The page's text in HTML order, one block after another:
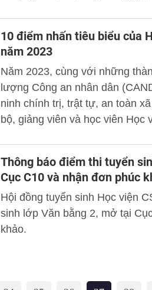
10 điểm nhấn tiêu biểu của
năm 2023
Năm 2023, cùng với những
lượng Công an nhân dân
ninh chính trị, trật tự, an toàn
bộ, giảng viên và học viên Học
CAND thật sự trong sạch,
hiện đại, thể hiện qua 10 điểm
Thông báo điểm thi tuyển
Cục C10 và nhận đơn phúc
Hội đồng tuyển sinh Học viện
sinh lớp Văn bằng 2, mở tại
khảo.